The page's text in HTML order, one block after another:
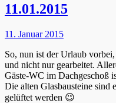
11.01.2015
Posted
11. Januar 2015
So, nun ist der Urlaub
und nicht nur gearbeitet.
Gäste-WC im Dachgeschoß
Die alten Glasbausteine sind
gelüftet werden 😉